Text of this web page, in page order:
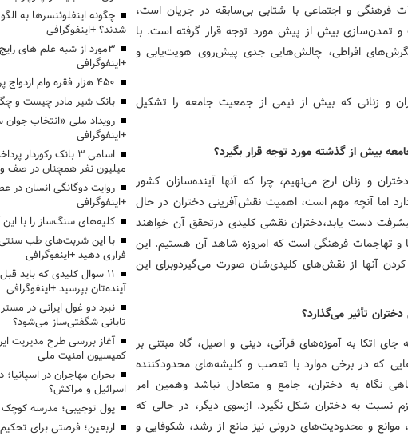
فرهنگی و اجتماعی با شتابی بی‌سابقه در جریان است،
و تمدن‌سازی بیش از پیش مورد توجه قرار گرفته است. با
افراطی، چالش‌هایی جدی پیش‌روی هویت‌یابی و
و زنانی که بیش از نیمی از جمعیت جامعه را تشکیل
بیش از گذشته مورد توجه قرار بگیرد؟
و زنان ارج می‌نهیم، چرا که آنها آینده‌سازان کشور
اما آنچه مهم است، اهمیت نقش‌آفرینی دختران در حال
دست یابد،دختران نقشی کلیدی درتحقق آن خواهند
تهاجمات فرهنگی‌ است که امروزه شاهد آن هستیم. این
آنها از نقش‌های کلیدی‌شان صورت می‌گیردوبرای این
تأثیر می‌گذارد؟
اتکا به آموزه‌های قرآنی، دینی و اصیل، گاه مبتنی بر
که در برخی موارد با تعصب و کلیشه‌های محدودکننده
نگاه به دختران، جامع و متعادل نباشد وهمین امر
نسبت به دختران شکل نگیرد. ازسوی دیگر، در حالی که
و محدودیت‌های درونی نیز مانع از رشد، شکوفایی و
چگونه اینفلوئنسرها به
شدند؟ +اینفوگرافی
3مورد از شبه علم های
+اینفوگرافی
۴۵۰ هزار فقره وام ازدواج پرداخت خواهد شد
بانک شیر مادر چیست و
+اینفوگرافی
اسامی ۳ بانک
میلیون نفر همچنان در صف
روایت دوگانگی انسان در
+اینفوگرافی
کلیه‌های سنگ‌ساز را با
با این شربت‌های طب سنتی،
فراری دهید +اینفوگرافی
۱۱ سوال کلیدی که باید
آینده‌تان بپرسید +اینفوگرافی
تابانی شگفتی‌ساز می‌شود؟
آغاز بررسی طرح مدیریت
کمیسیون امنیت ملی
بحران مهاجران در
اسرائیل و مراکش؟
پول توجیبی؛ مدرسه
اربعین؛ فرصتی برای تحکیم